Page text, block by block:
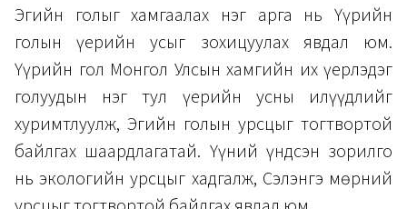
Эгийн голыг хамгаалах нэг арга нь Үүрийн
голын үерийн усыг зохицуулах явдал юм.
Үүрийн гол Монгол Улсын хамгийн их үерлэдэг
голуудын нэг тул үерийн усны илүүдлийг
хуримтлуулж, Эгийн голын урсцыг тогтвортой
байлгах шаардлагатай. Үүний үндсэн зорилго
нь экологийн урсцыг хадгалж, Сэлэнгэ мөрний